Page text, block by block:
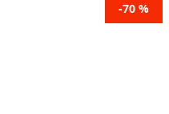
-70 %